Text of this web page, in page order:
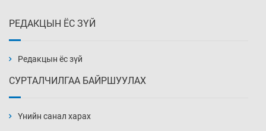
Уржигдар 14 цаг 00 мин
нэмэгджээ
РЕДАКЦЫН ЁС ЗҮЙ
Редакцын ёс зүй
СУРТАЛЧИЛГАА БАЙРШУУЛАХ
Үнийн санал харах